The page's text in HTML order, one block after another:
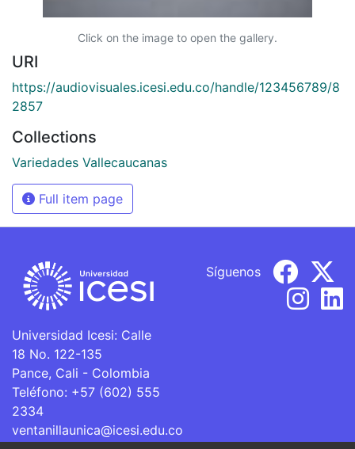
Click on the image to open the gallery.
URI
https://audiovisuales.icesi.edu.co/handle/123456789/8
2857
Collections
Variedades Vallecaucanas
Full item page
Universidad Icesi: Calle
18 No. 122-135
Pance, Cali - Colombia
Teléfono: +57 (602) 555
2334
ventanillaunica@icesi.edu.co
Síguenos